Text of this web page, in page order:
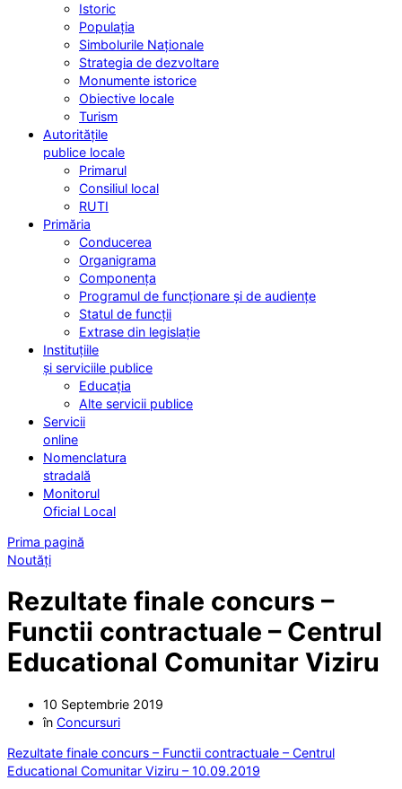
Istoric
Populația
Simbolurile Naționale
Strategia de dezvoltare
Monumente istorice
Obiective locale
Turism
Autoritățile
publice locale
Primarul
Consiliul local
RUTI
Primăria
Conducerea
Organigrama
Componența
Programul de funcționare și de audiențe
Statul de funcții
Extrase din legislație
Instituțiile
și serviciile publice
Educația
Alte servicii publice
Servicii
online
Nomenclatura
stradală
Monitorul
Oficial Local
Prima pagină
Noutăți
Rezultate finale concurs –
Functii contractuale – Centrul
Educational Comunitar Viziru
10 Septembrie 2019
în Concursuri
Rezultate finale concurs – Functii contractuale – Centrul
Educational Comunitar Viziru – 10.09.2019